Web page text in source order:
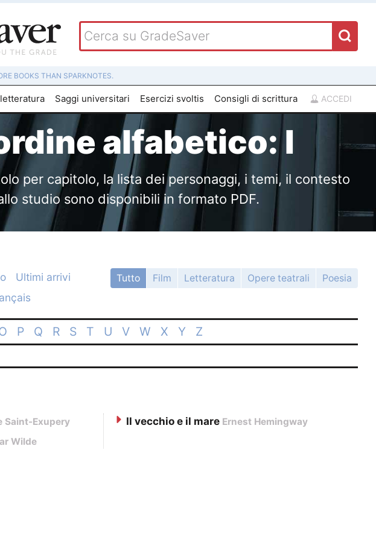
BOOKS THAN SPARKNOTES.
Saggi universitari Esercizi svoltis Consigli di scrittura ACCEDI
alfabetico: I
per capitolo, la lista dei personaggi, i temi, il contesto
studio sono disponibili in formato PDF.
Tutto Film Letteratura Opere teatrali Poesia
Ultimi arrivi
P Q R S T U V W X Y Z
Saint-Exupery
Wilde
Il vecchio e il mare Ernest Hemingway